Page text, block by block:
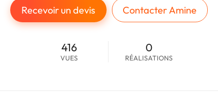
Recevoir un devis Contacter Amine
416
VUES
0
RÉALISATIONS